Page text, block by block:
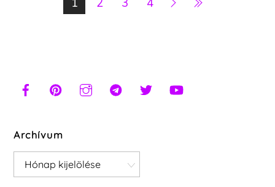
Archívum
Archívum